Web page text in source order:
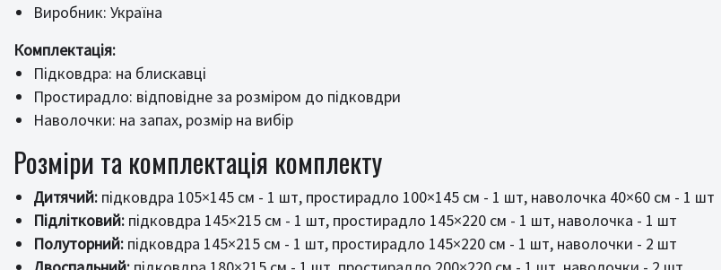
Виробник: Україна
Комплектація:
Підковдра: на блискавці
Простирадло: відповідне за розміром до підковдри
Наволочки: на запах, розмір на вибір
Розміри та комплектація комплекту
Дитячий: підковдра 105×145 см - 1 шт, простирадло 100×145 см - 1 шт, наволочка 40×60 см - 1 шт
Підлітковий: підковдра 145×215 см - 1 шт, простирадло 145×220 см - 1 шт, наволочка - 1 шт
Полуторний: підковдра 145×215 см - 1 шт, простирадло 145×220 см - 1 шт, наволочки - 2 шт